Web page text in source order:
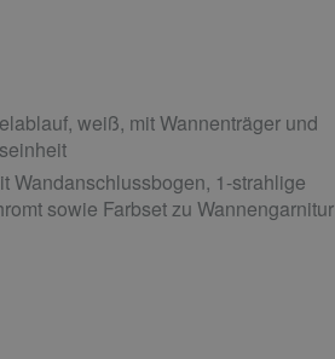
weiß, mit Wannenträger und
Wandanschlussbogen, 1-strahlige
sowie Farbset zu Wannengarnitur